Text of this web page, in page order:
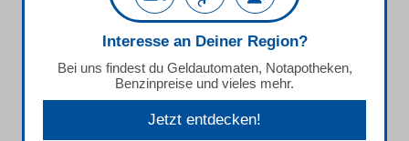
Interesse an Deiner Region?
Bei uns findest du Geldautomaten, Notapotheken,
Benzinpreise und vieles mehr.
Jetzt entdecken!